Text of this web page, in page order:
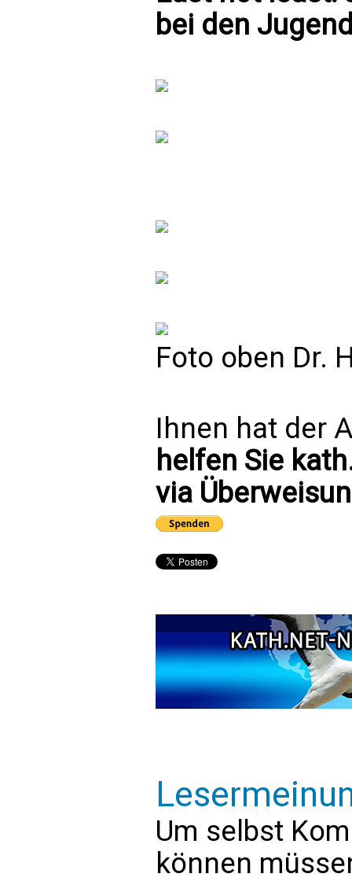
bei den
Foto oben Dr.
Ihnen hat der
helfen Sie
via
Um selbst
können